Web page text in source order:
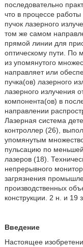
последовательно
что в процессе
пучок лазерного
том же самом
прямой линии для
оптическому пути. По
из упомянутого
направляет или
пучка(ов) лазерного
лазерного излучения
компонента(ов) в
направлении
Лазерная система
контроллер (26),
упомянутым
пульсацию по
лазеров (18).
непрерывного
загрязнения
производственных
конструкции. 2 н. и 19
Введение
Настоящее